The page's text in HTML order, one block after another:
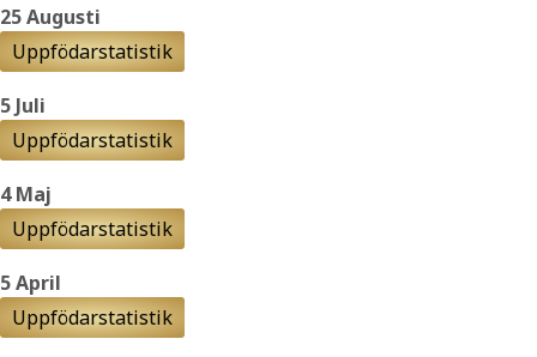
25 Augusti
Uppfödarstatistik
5 Juli
Uppfödarstatistik
4 Maj
Uppfödarstatistik
5 April
Uppfödarstatistik